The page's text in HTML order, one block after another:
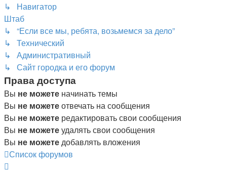
↳ Навигатор
Штаб
↳ “Если все мы, ребята, возьмемся за дело”
↳ Технический
↳ Административный
↳ Сайт городка и его форум
Права доступа
Вы не можете начинать темы
Вы не можетеотвечать на сообщения
Вы не можете редактировать свои сообщения
Вы не можетеудалять свои сообщения
Вы не можетедобавлять вложения
Список форумов